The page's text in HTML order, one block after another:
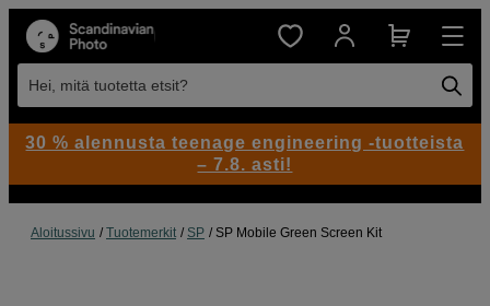
Hei, mitä tuotetta etsit?
Aloitussivu Tuotemerkit SP SP Mobile Green Screen Kit
30 % alennusta teenage engineering -tuotteista
– 7.8. asti!